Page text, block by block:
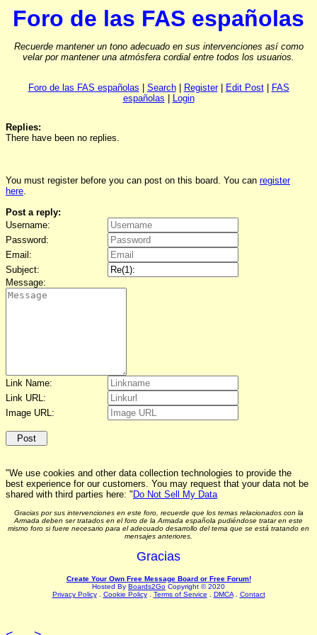
Foro de las FAS españolas
Recuerde mantener un tono adecuado en sus intervenciones así como
velar por mantener una atmósfera cordial entre todos los usuarios.
Foro de las FAS españolas Search| Register| Edit Post|
FAS
españolas
Login
Replies:
There have been no replies.
You must register before you can post on this board. You can register
here.
Post a reply:
Username:
Password:
Email:
Subject:
Message:
Link Name:
Link URL:
Image URL:
"We use cookies and other data collection technologies to provide the
best experience for our customers. You may request that your data not be
shared with third parties here: " Do Not Sell My Data
Gracias por sus intervenciones en este foro, recuerde que los temas relacionados con la
Armada deben ser tratados en el foro de la Armada española pudiéndose tratar en este
mismo foro si fuere necesario para el adecuado desarrollo del tema que se está tratando en
mensajes anteriores.
Gracias
Create Your Own Free Message Board or Free Forum!
Hosted By Boards2Go Copyright © 2020
Privacy Policy. Cookie Policy. Terms of Service DMCA. Contact